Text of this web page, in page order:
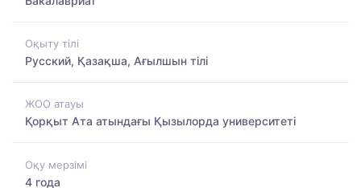
Оқыту тілі
Русский, Қазақша, Ағылшын тілі
ЖОО атауы
Қорқыт Ата атындағы Қызылорда университеті
Оқу мерзімі
4 года